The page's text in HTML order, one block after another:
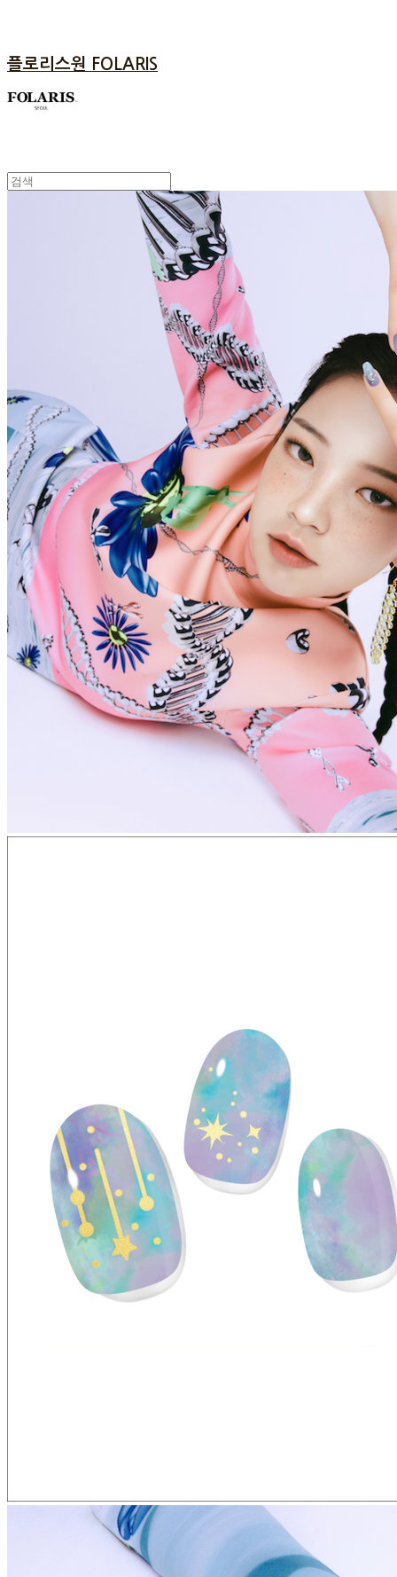
플로리스원 FOLARIS